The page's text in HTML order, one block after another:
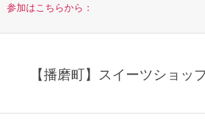
参加はこちらから：
【播磨町】スイーツショッ